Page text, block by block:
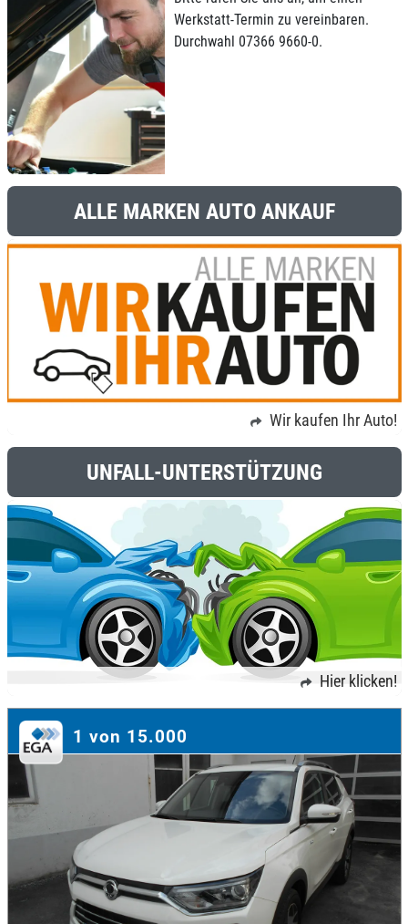
Werkstatt-Termin zu vereinbaren.
Durchwahl 07366 9660-0.
ALLE MARKEN AUTO ANKAUF
Wir kaufen Ihr Auto!
UNFALL-UNTERSTÜTZUNG
Hier klicken!
1 von 15.000